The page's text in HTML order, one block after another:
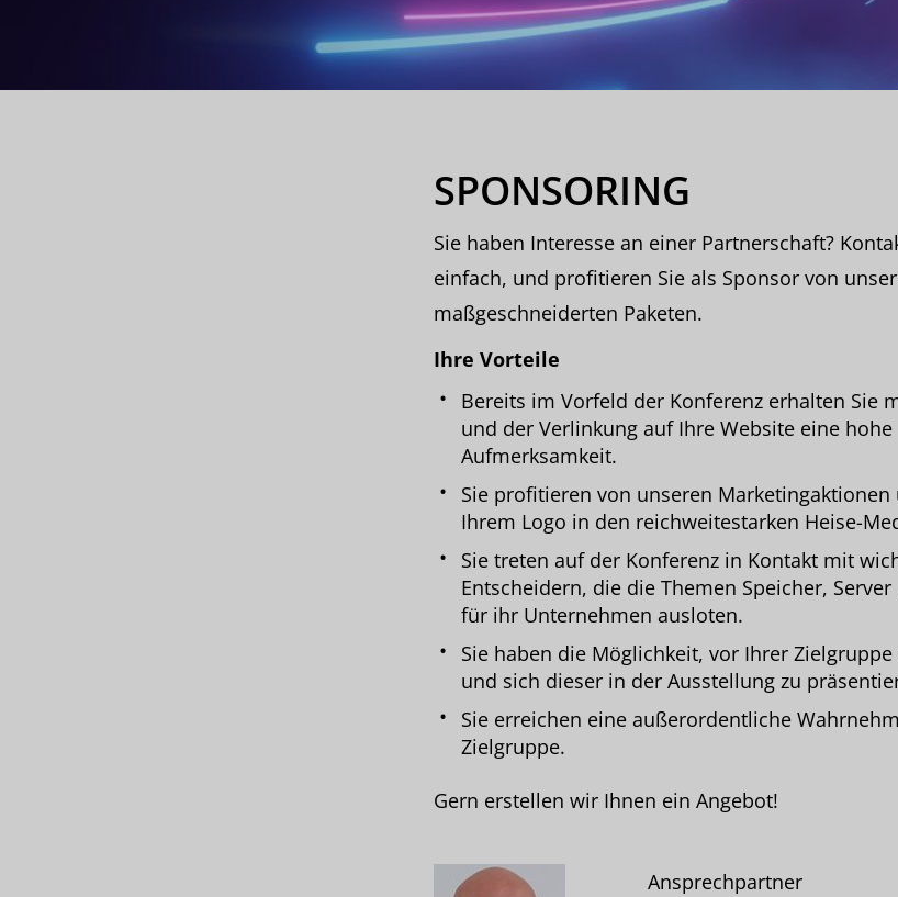
SPONSORING
Sie haben Interesse an einer Partnerschaft?
einfach, und profitieren Sie als Sponsor von
maßgeschneiderten Paketen.
Ihre Vorteile
Bereits im Vorfeld der Konferenz erhalten Sie
und der Verlinkung auf Ihre Website eine hohe
Aufmerksamkeit.
Sie profitieren von unseren
Ihrem Logo in den reichweitestarken Heise-
Sie treten auf der Konferenz in Kontakt mit
Entscheidern, die die Themen Speicher,
für ihr Unternehmen ausloten.
Sie haben die Möglichkeit, vor Ihrer Zielgruppe
und sich dieser in der Ausstellung zu
Sie erreichen eine außerordentliche
Zielgruppe.
Gern erstellen wir Ihnen ein Angebot!
Ansprechpartner